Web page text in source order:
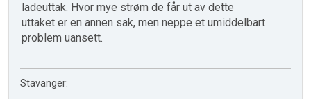
ladeuttak. Hvor mye strøm de får ut av dette
uttaket er en annen sak, men neppe et umiddelbart
problem uansett.
Stavanger: